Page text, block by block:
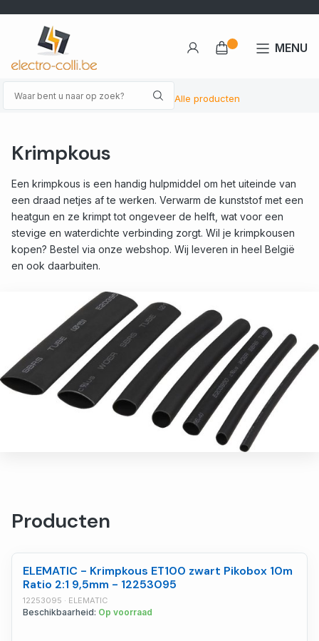
Alle producten
MENU
Krimpkous
Een krimpkous is een handig hulpmiddel om het uiteinde van
een draad netjes af te werken. Verwarm de kunststof met een
heatgun en ze krimpt tot ongeveer de helft, wat voor een
stevige en waterdichte verbinding zorgt. Wil je krimpkousen
kopen? Bestel via onze webshop. Wij leveren in heel België
en ook daarbuiten.
Producten
ELEMATIC - Krimpkous ET100 zwart Pikobox 10m
Ratio 2:1 9,5mm - 12253095
12253095 · ELEMATIC
Beschikbaarheid: Op voorraad